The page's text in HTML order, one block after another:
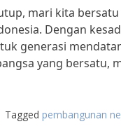
mari kita
Dengan
generasi
yang bersatu,
Tagged pembangunan